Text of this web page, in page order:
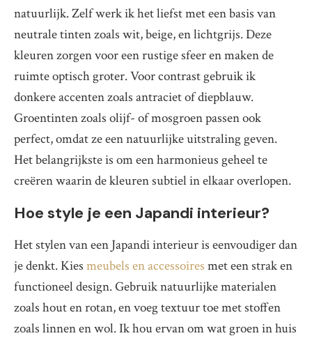
natuurlijk. Zelf werk ik het liefst met een basis van
neutrale tinten zoals wit, beige, en lichtgrijs. Deze
kleuren zorgen voor een rustige sfeer en maken de
ruimte optisch groter. Voor contrast gebruik ik
donkere accenten zoals antraciet of diepblauw.
Groentinten zoals olijf- of mosgroen passen ook
perfect, omdat ze een natuurlijke uitstraling geven.
Het belangrijkste is om een harmonieus geheel te
creëren waarin de kleuren subtiel in elkaar overlopen.
Hoe style je een Japandi interieur?
Het stylen van een Japandi interieur is eenvoudiger dan
je denkt. Kies meubels en accessoires met een strak en
functioneel design. Gebruik natuurlijke materialen
zoals hout en rotan, en voeg textuur toe met stoffen
zoals linnen en wol. Ik hou ervan om wat groen in huis